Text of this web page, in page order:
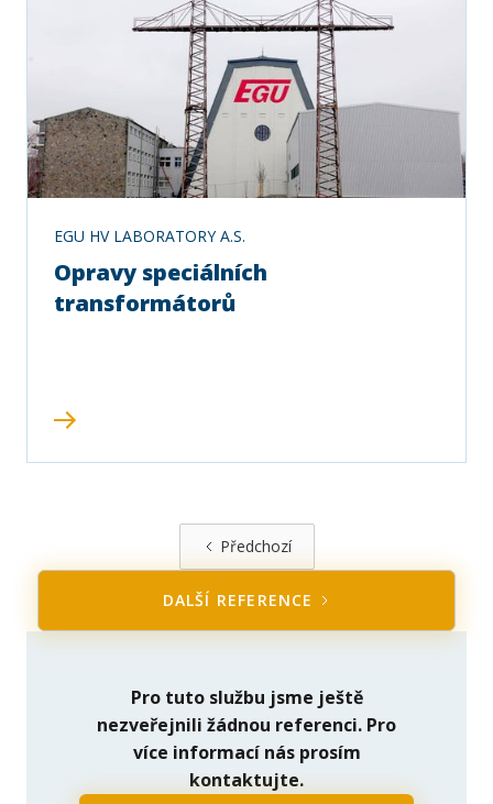
EGU HV LABORATORY A.S.
Opravy speciálních
transformátorů
Předchozí
DALŠÍ REFERENCE
Pro tuto službu jsme ještě
nezveřejnili žádnou referenci. Pro
více informací nás prosím
kontaktujte.